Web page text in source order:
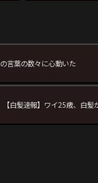
言葉の数々に心動いた
【白髪速報】ワイ25歳、白